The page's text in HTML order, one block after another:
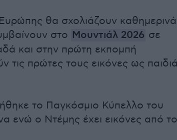
θα σχολιάζουν καθημερινά
στο Μουντιάλ 2026 σε
και στην πρώτη εκπομπή
τις πρώτες τους εικόνες ως
το Παγκόσμιο Κύπελλο του
ενώ ο Ντέμης έχει εικόνες από το